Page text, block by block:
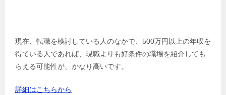
現在、転職を検討している人のなかで、500万円以上の年収を
得ている人であれば、現職よりも好条件の職場を紹介しても
らえる可能性が、かなり高いです。
詳細はこちらから